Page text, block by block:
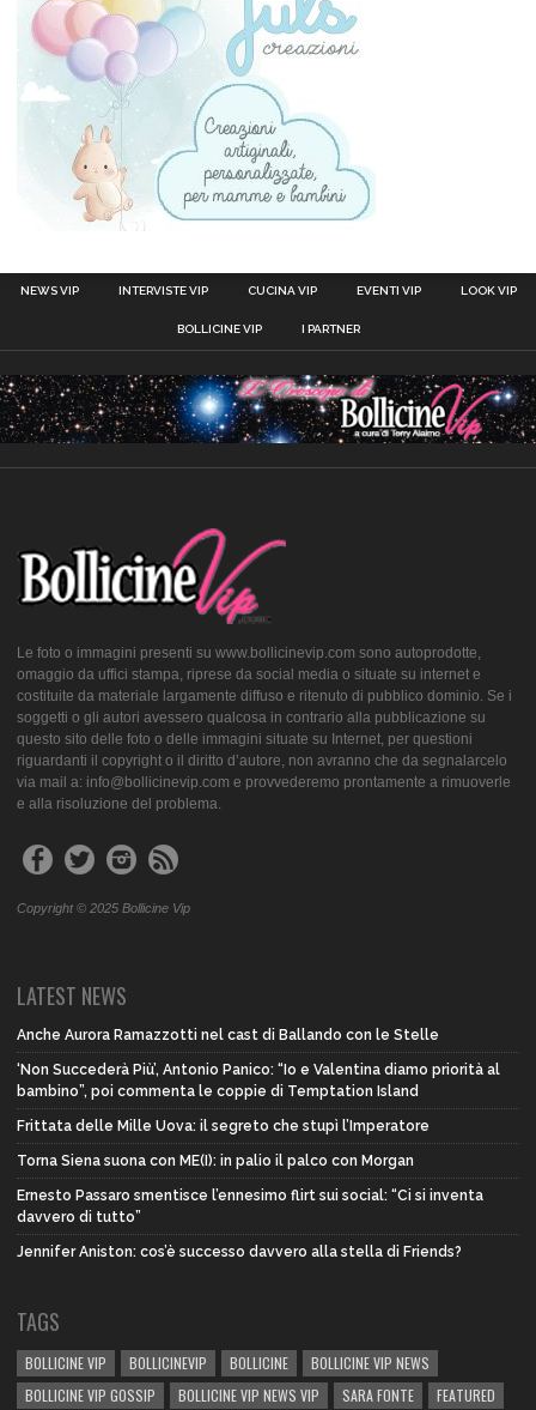
NEWS VIP INTERVISTE VIP CUCINA VIP EVENTI VIP LOOK VIP
BOLLICINE VIP I PARTNER
Le foto o immagini presenti su www.bollicinevip.com sono autoprodotte,
omaggio da uffici stampa, riprese da social media o situate su internet e
costituite da materiale largamente diffuso e ritenuto di pubblico dominio. Se i
soggetti o gli autori avessero qualcosa in contrario alla pubblicazione su
questo sito delle foto o delle immagini situate su Internet, per questioni
riguardanti il copyright o il diritto d’autore, non avranno che da segnalarcelo
via mail a: info@bollicinevip.com e provvederemo prontamente a rimuoverle
e alla risoluzione del problema.
Copyright © 2025 Bollicine Vip
LATEST NEWS
Anche Aurora Ramazzotti nel cast di Ballando con le Stelle
‘Non Succederà Più’, Antonio Panico: “Io e Valentina diamo priorità al
bambino”, poi commenta le coppie di Temptation Island
Frittata delle Mille Uova: il segreto che stupì l’Imperatore
Torna Siena suona con ME(I): in palio il palco con Morgan
Ernesto Passaro smentisce l’ennesimo flirt sui social: “Ci si inventa
davvero di tutto”
Jennifer Aniston: cos’è successo davvero alla stella di Friends?
TAGS
BOLLICINE VIP BOLLICINEVIP BOLLICINE
BOLLICINE VIP NEWS
BOLLICINE VIP GOSSIP
BOLLICINE VIP NEWS VIP SARA FONTE FEATURED